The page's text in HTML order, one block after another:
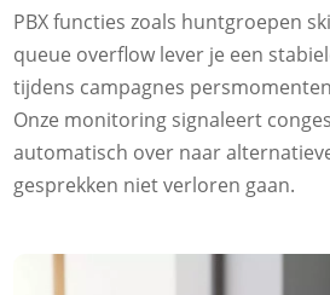
PBX functies zoals huntgroepen
queue overflow lever je een
tijdens campagnes
Onze monitoring signaleert
automatisch over naar
gesprekken niet verloren gaan.​